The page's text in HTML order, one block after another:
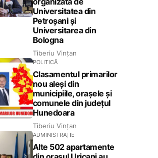
Universitatea din
Petroșani și
Universitarea din
Bologna
Tiberiu Vințan
POLITICĂ
Clasamentul primarilor
nou aleși din
municipiile, orașele și
comunele din județul
Hunedoara
Tiberiu Vințan
ADMINISTRAȚIE
Alte 502 apartamente